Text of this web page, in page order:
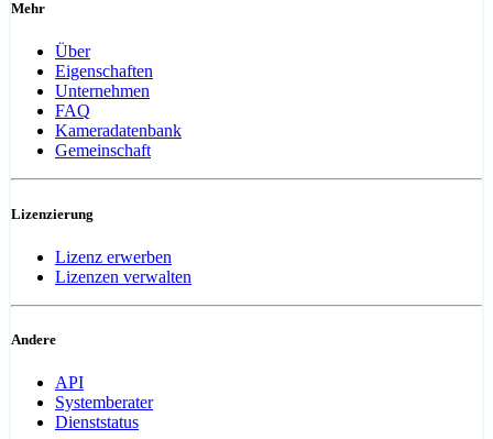
Mehr
Über
Eigenschaften
Unternehmen
FAQ
Kameradatenbank
Gemeinschaft
Lizenzierung
Lizenz erwerben
Lizenzen verwalten
Andere
API
Systemberater
Dienststatus